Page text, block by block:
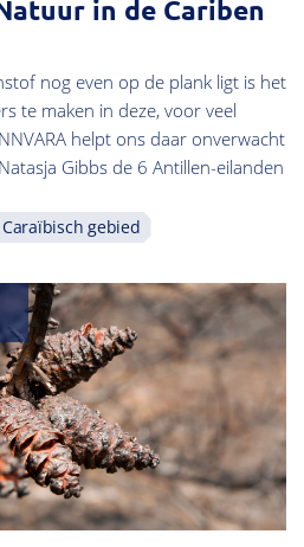
in de Cariben
nog even op de plank ligt is het
te maken in deze, voor veel
helpt ons daar onverwacht
Gibbs de 6 Antillen-eilanden
Caraïbisch gebied